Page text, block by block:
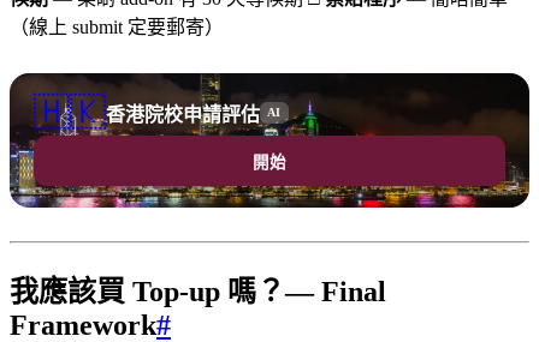
（線上 submit 定要郵寄）
🇭🇰香港院校申請評估 AI
開始
我應該買 Top-up 嗎？— Final
Framework#